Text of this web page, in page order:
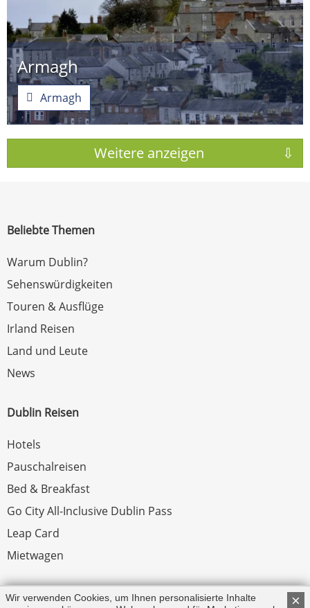
Armagh
Armagh
Beliebte Themen
Warum Dublin?
Sehenswürdigkeiten
Touren & Ausflüge
Irland Reisen
Land und Leute
News
Dublin Reisen
Hotels
Pauschalreisen
Bed & Breakfast
Go City All-Inclusive Dublin Pass
Leap Card
Mietwagen
Rechtliches ×
Wir verwenden Cookies, um Ihnen personalisierte Inhalte